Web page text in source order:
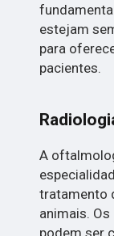
estejam
para
pacientes.
A
tratamento
animais.